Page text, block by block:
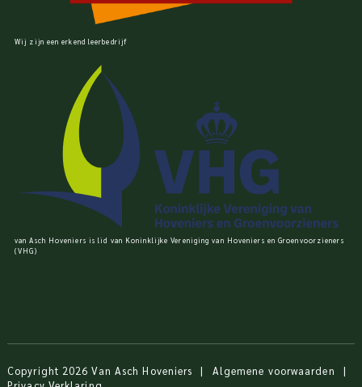
Wij zijn een erkend leerbedrijf
van Asch Hoveniers is lid van Koninklijke Vereniging van Hoveniers en Groenvoorzieners
(VHG)
Copyright 2026 Van Asch Hoveniers | Algemene voorwaarden
|